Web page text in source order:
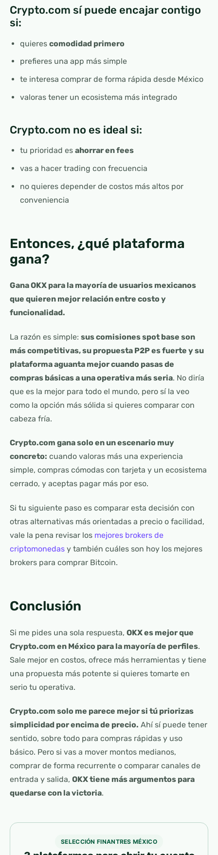
Crypto.com sí puede encajar contigo
si:
quieres comodidad primero
prefieres una app más simple
te interesa comprar de forma rápida desde México
valoras tener un ecosistema más integrado
Crypto.com no es ideal si:
tu prioridad es ahorrar en fees
vas a hacer trading con frecuencia
no quieres depender de costos más altos por
conveniencia
Entonces, ¿qué plataforma
gana?
Gana OKX para la mayoría de usuarios mexicanos
que quieren mejor relación entre costo y
funcionalidad.
La razón es simple: sus comisiones spot base son
más competitivas, su propuesta P2P es fuerte y su
plataforma aguanta mejor cuando pasas de
compras básicas a una operativa más seria. No diría
que es la mejor para todo el mundo, pero sí la veo
como la opción más sólida si quieres comparar con
cabeza fría.
Crypto.com gana solo en un escenario muy
concreto: cuando valoras más una experiencia
simple, compras cómodas con tarjeta y un ecosistema
cerrado, y aceptas pagar más por eso.
Si tu siguiente paso es comparar esta decisión con
otras alternativas más orientadas a precio o facilidad,
vale la pena revisar los mejores brokers de
criptomonedas y también cuáles son hoy los mejores
brokers para comprar Bitcoin.
Conclusión
Si me pides una sola respuesta, OKX es mejor que
Crypto.com en México para la mayoría de perfiles.
Sale mejor en costos, ofrece más herramientas y tiene
una propuesta más potente si quieres tomarte en
serio tu operativa.
Crypto.com solo me parece mejor si tú priorizas
simplicidad por encima de precio. Ahí sí puede tener
sentido, sobre todo para compras rápidas y uso
básico. Pero si vas a mover montos medianos,
comprar de forma recurrente o comparar canales de
entrada y salida, OKX tiene más argumentos para
quedarse con la victoria.
SELECCIÓN FINANTRES MÉXICO